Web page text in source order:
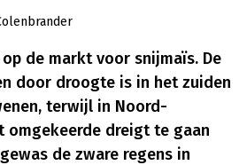
de markt voor snijmaïs. De
door droogte is in het zuiden
terwijl in Noord-
omgekeerde dreigt te gaan
de zware regens in